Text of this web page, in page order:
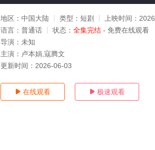
地区： 中国大陆 类型： 短剧 上映时间： 2026
语言： 普通话 状态： 全集完结 - 免费在线观看
导演： 未知
主演： 卢本娟,寇腾文
更新时间： 2026-06-03
 在线观看  极速观看